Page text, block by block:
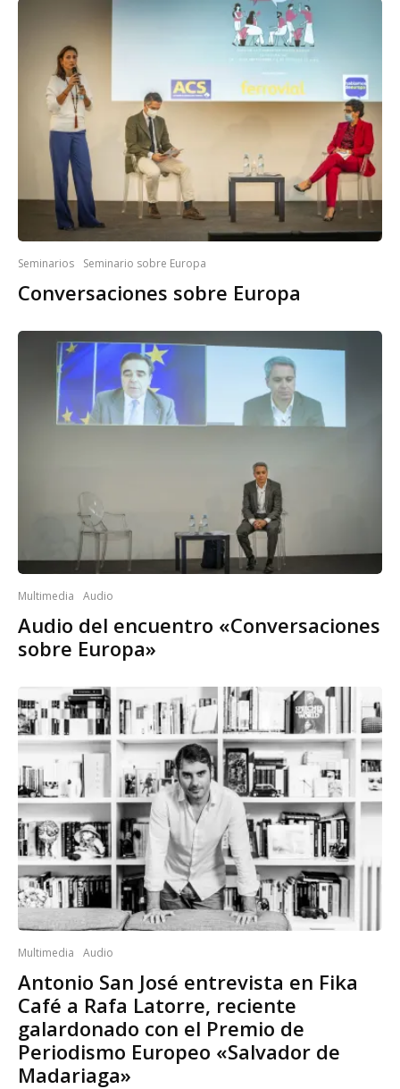
Seminarios Seminario sobre Europa
Conversaciones sobre Europa
Multimedia Audio
Audio del encuentro «Conversaciones
sobre Europa»
Multimedia Audio
Antonio San José entrevista en Fika
Café a Rafa Latorre, reciente
galardonado con el Premio de
Periodismo Europeo «Salvador de
Madariaga»